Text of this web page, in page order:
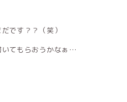
です？？（笑）
てもらおうかなぁ…